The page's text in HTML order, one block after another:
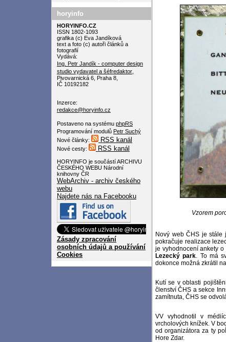
horyinfo
HORYINFO.CZ
ISSN 1802-1093
grafika (c) Eva Jandíková
text a foto (c) autoři článků a
fotografií
Vydává:
Ing. Petr Jandík - computer design
studio vydavatel a šéfredaktor
Pivovarnická 6, Praha 8,
IČ 10192182
Inzerce:
redakce@horyinfo.cz
Postaveno na systému phpRS
Programování modulů Petr Suchý
Nové články:
RSS kanál
Nové cesty: RSS kanál
HORYINFO je součástí ARCHIVU
ČESKÉHO WEBU Národní
knihovny ČR
WebArchiv - archiv českého
webu
Najdete nás na Facebooku
Zásady zpracování
osobních údajů a používání
Cookies
Vzorem
Nový web ČHS je stále
pokračuje realizace
je vyhodnocení ankety
Lezecký park. To má
dokonce možná zkrátil
Kutí se v oblasti
členství ČHS a sekce
zamítnuta, ČHS se
VV vyhodnotil v
vrcholových knížek. V
od organizátora za ty
Hore Zdar.